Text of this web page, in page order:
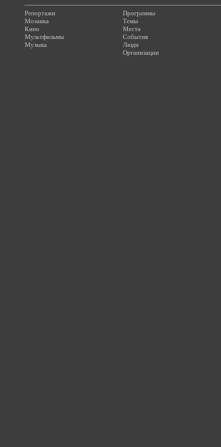
Репортажи
Мозаика
Кино
Мультфильмы
Музыка
Программы
Темы
Места
События
Люди
Организации